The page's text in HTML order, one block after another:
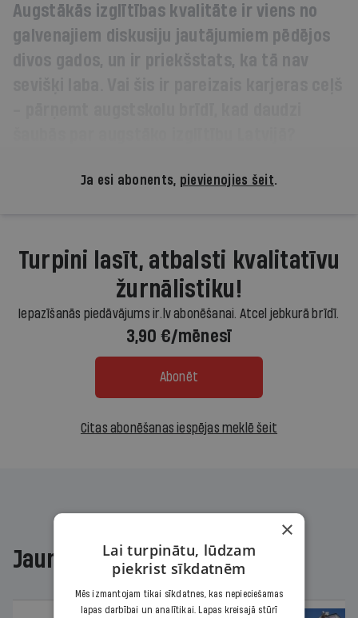
Augstākās izglītības kvalitāte ir viens no
galvenajiem diskusiju jautājumiem pēdējos
divos gados, un ir priekšstats, ka tā nav
Ja esi abonents, pievienojies šeit.
Turpini lasīt, atbalsti kvalitatīvu
žurnālistiku!
Iepazīšanās piedāvājums ir.lv abonēšanai. Atcel jebkurā brīdī.
3,90 €/mēnesī
Abonēt
Citas abonēšanas iespējas meklē šeit
Jaunākajā žurnālā
×
Lai turpinātu, lūdzam
piekrist sīkdatnēm
Mēs izmantojam tikai sīkdatnes, kas nepieciešamas
lapas darbībai un analītikai. Lapas kreisajā stūrī